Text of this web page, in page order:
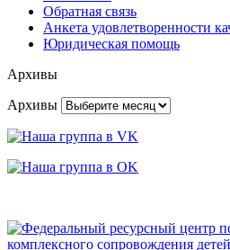
Обратная связь
Анкета удовлетворенности
Юридическая помощь
Архивы
Архивы